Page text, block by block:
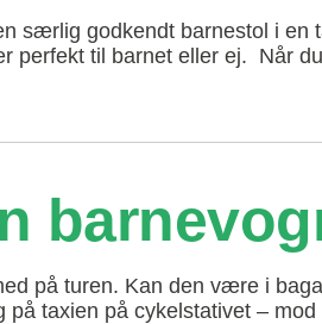
særlig godkendt barnestol i
perfekt til barnet eller ej. Når
på turen. Kan den være i
taxien på cykelstativet –